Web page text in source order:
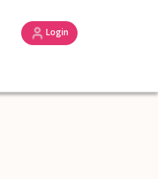
Login